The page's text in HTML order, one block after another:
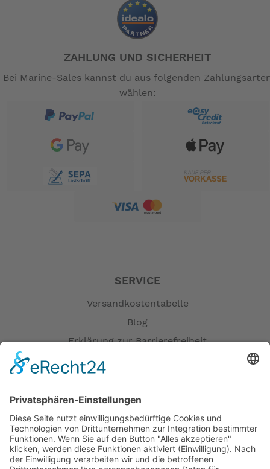
ZAHLUNG UND SICHERHEIT
Bei Marine-Sales kannst du aus folgenden
wählen:
SERVICE
Versandkostentabelle
Blog
Erklärung zur Barrierefreiheit
Öffnungszeiten
Versandpartner
Verfügbarkeiten
Zahlung und Versand